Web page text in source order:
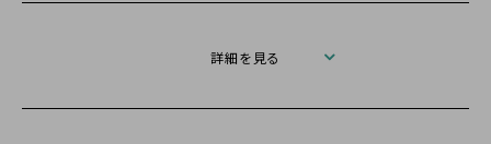
詳細を見る